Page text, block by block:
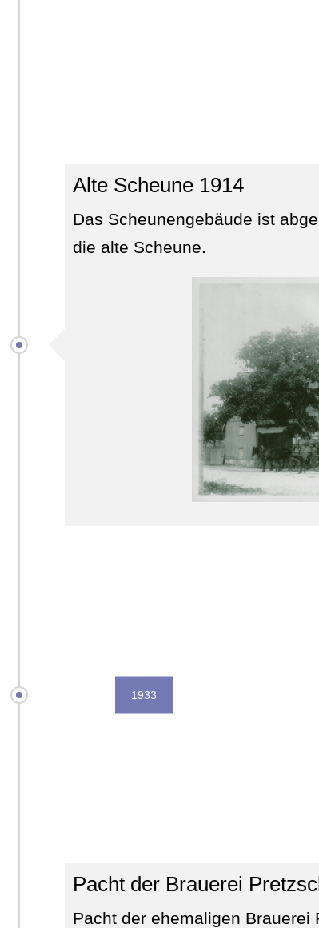
Alte Scheune 1914
Das Scheunengebäude ist
die alte Scheune.
1933
Pacht der Brauerei
Pacht der ehemaligen Brauerei